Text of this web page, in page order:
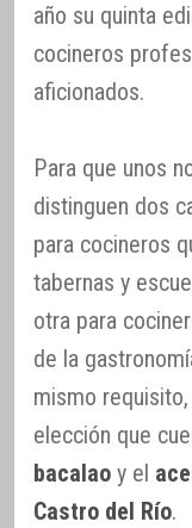
año su quinta
cocineros
aficionados.
Para que unos
distinguen dos
para cocineros
tabernas y
otra para
de la
mismo
elección que
bacalao y el
Castro del Río.